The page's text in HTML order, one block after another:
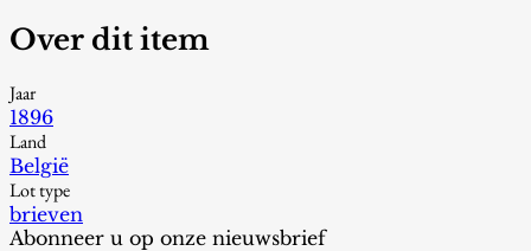
Over dit item
Jaar
1896
Land
België
Lot type
brieven
Abonneer u op onze nieuwsbrief